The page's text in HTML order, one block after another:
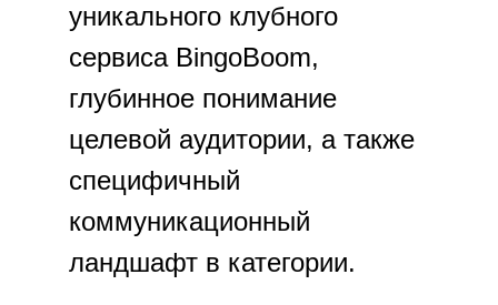
уникального клубного
сервиса BingoBoom,
глубинное понимание
целевой аудитории, а также
специфичный
коммуникационный
ландшафт в категории.